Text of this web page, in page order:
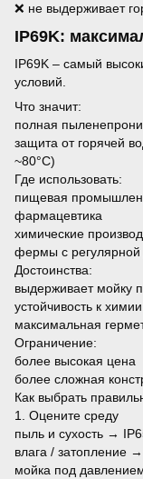
❌ не выдерживает
IP69K:
IP69K – самый
условий.
Что значит:
полная
защита от горячей
~80°C)
Где использовать:
пищевая
фармацевтика
химические
фермы с регулярной
Достоинства:
выдерживает мойку
устойчивость к химии
максимальная
Ограничение:
более высокая цена
более сложная
Как выбрать
1. Оцените среду
пыль и сухость →
влага / затопление
мойка под